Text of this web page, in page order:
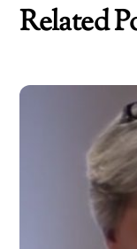
Related